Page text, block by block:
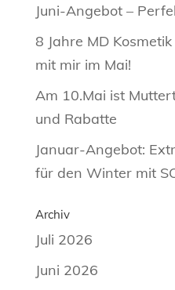
Juni-Angebot –
8 Jahre MD
mit mir im Mai!
Am 10.Mai ist
und Rabatte
Januar-Angebot:
für den Winter mit
Archiv
Juli 2026
Juni 2026